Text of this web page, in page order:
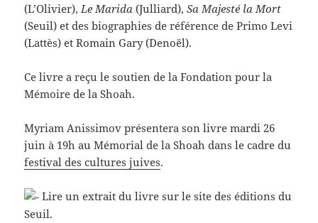
(L’Olivier), Le Marida (Julliard),Sa Majesté la Mort
(Seuil) et des biographies de référence de Primo Levi
(Lattès) et Romain Gary (Denoël).
Ce livre a reçu le soutien de la Fondation pour la
Mémoire de la Shoah.
Myriam Anissimov présentera son livre mardi 26
juin à 19h au Mémorial de la Shoah dans le cadre du
festival des cultures juives.
Lire un extrait du livre sur le site des éditions du
Seuil.